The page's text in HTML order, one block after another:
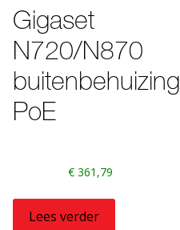
Gigaset
N720/N870
buitenbehuizing
PoE
€ 361,79
Lees verder